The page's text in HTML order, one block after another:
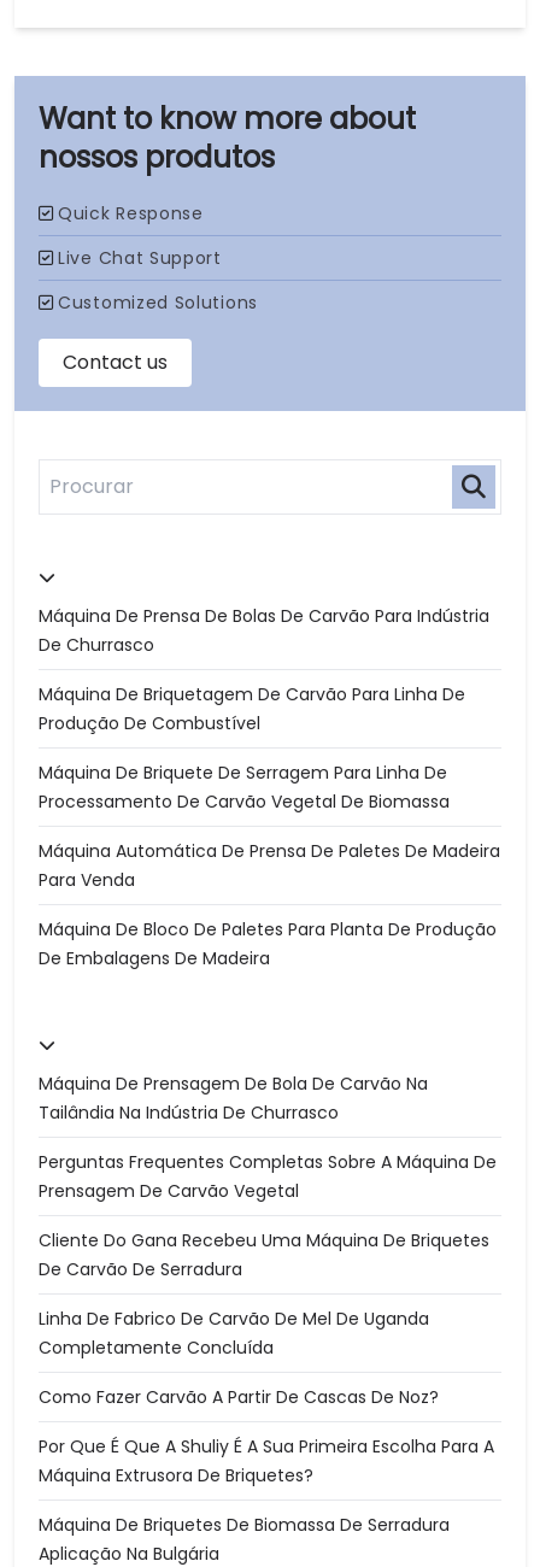
nossos produtos
Máquina De Prensa De Bolas De Carvão Para Indústria
De Churrasco
Máquina De Briquetagem De Carvão Para Linha De
Produção De Combustível
Máquina De Briquete De Serragem Para Linha De
Processamento De Carvão Vegetal De Biomassa
Máquina Automática De Prensa De Paletes De Madeira
Para Venda
Máquina De Bloco De Paletes Para Planta De Produção
De Embalagens De Madeira
Máquina De Prensagem De Bola De Carvão Na
Tailândia Na Indústria De Churrasco
Perguntas Frequentes Completas Sobre A Máquina De
Prensagem De Carvão Vegetal
Cliente Do Gana Recebeu Uma Máquina De Briquetes
De Carvão De Serradura
Linha De Fabrico De Carvão De Mel De Uganda
Completamente Concluída
Como Fazer Carvão A Partir De Cascas De Noz?
Por Que É Que A Shuliy É A Sua Primeira Escolha Para A
Máquina Extrusora De Briquetes?
Máquina De Briquetes De Biomassa De Serradura
Aplicação Na Bulgária